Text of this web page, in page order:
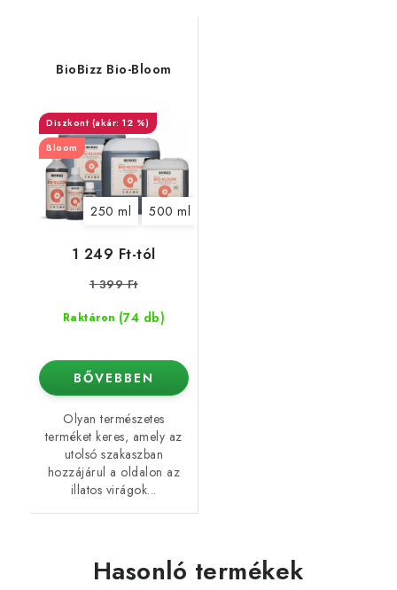
BioBizz Bio-Bloom
(akár: 12 %)
Bloom
250 ml 500 ml
Raktáron (74 db)
1 249 Ft-tól
1 399 Ft
BŐVEBBEN
Olyan természetes
terméket keres, amely az
utolsó szakaszban
hozzájárul a oldalon az
illatos virágok...
Hasonló termékek